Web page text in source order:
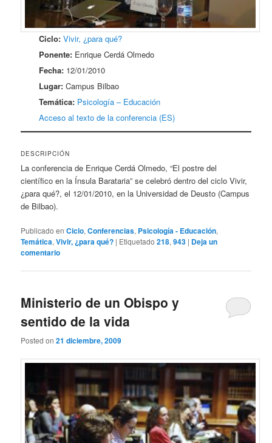
Ciclo: Vivir, ¿para qué?
Ponente: Enrique Cerdá Olmedo
Fecha: 12/01/2010
Lugar: Campus Bilbao
Temática: Psicología – Educación
Acceso al texto de la conferencia (ES)
DESCRIPCIÓN
La conferencia de Enrique Cerdá Olmedo, “El postre del
científico en la Ínsula Barataria” se celebró dentro del ciclo Vivir,
¿para qué?, el 12/01/2010, en la Universidad de Deusto (Campus
de Bilbao).
Publicado en Ciclo,Conferencias, Psicología - Educación,
Temática,Vivir, ¿para qué? | Etiquetado 218,943 | Deja un
comentario
Ministerio de un Obispo y
sentido de la vida
Posted on21 diciembre, 2009